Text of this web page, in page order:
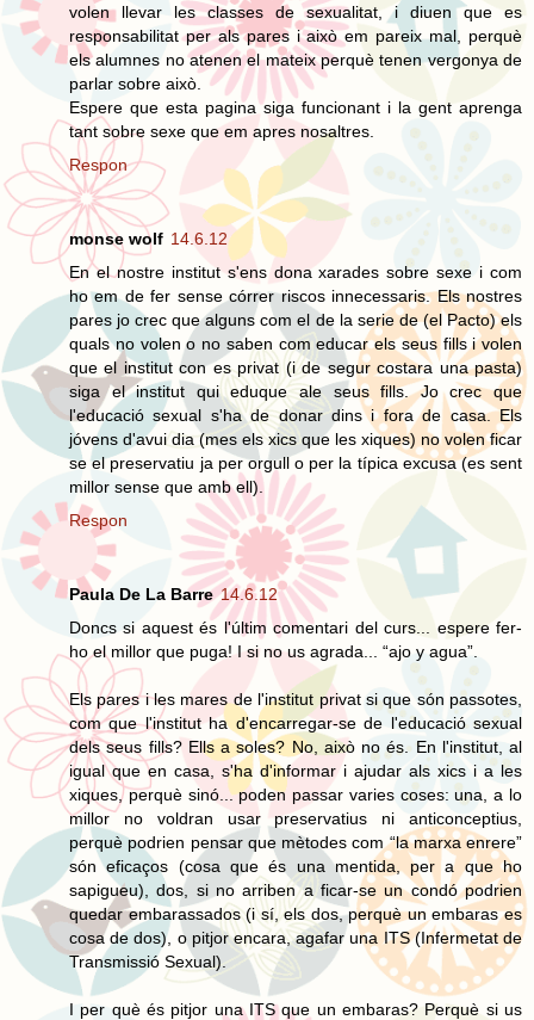
volen llevar les classes de sexualitat, i diuen que es
responsabilitat per als pares i això em pareix mal, perquè
els alumnes no atenen el mateix perquè tenen vergonya de
parlar sobre això.
Espere que esta pagina siga funcionant i la gent aprenga
tant sobre sexe que em apres nosaltres.
Respon
monse wolf 14.6.12
En el nostre institut s'ens dona xarades sobre sexe i com
ho em de fer sense córrer riscos innecessaris. Els nostres
pares jo crec que alguns com el de la serie de (el Pacto) els
quals no volen o no saben com educar els seus fills i volen
que el institut con es privat (i de segur costara una pasta)
siga el institut qui eduque ale seus fills. Jo crec que
l'educació sexual s'ha de donar dins i fora de casa. Els
jóvens d'avui dia (mes els xics que les xiques) no volen ficar
se el preservatiu ja per orgull o per la típica excusa (es sent
millor sense que amb ell).
Respon
Paula De La Barre 14.6.12
Doncs si aquest és l'últim comentari del curs... espere fer-
ho el millor que puga! I si no us agrada... “ajo y agua”.
Els pares i les mares de l'institut privat si que són passotes,
com que l'institut ha d'encarregar-se de l'educació sexual
dels seus fills? Ells a soles? No, això no és. En l'institut, al
igual que en casa, s'ha d'informar i ajudar als xics i a les
xiques, perquè sinó... poden passar varies coses: una, a lo
millor no voldran usar preservatius ni anticonceptius,
perquè podrien pensar que mètodes com “la marxa enrere”
són eficaços (cosa que és una mentida, per a que ho
sapigueu), dos, si no arriben a ficar-se un condó podrien
quedar embarassados (i sí, els dos, perquè un embaras es
cosa de dos), o pitjor encara, agafar una ITS (Infermetat de
Transmissió Sexual).
I per què és pitjor una ITS que un embaras? Perquè si us